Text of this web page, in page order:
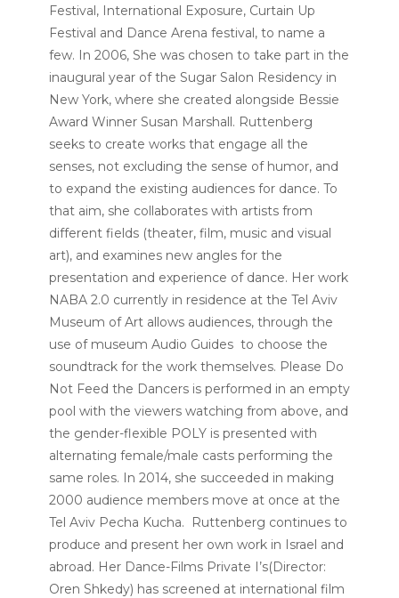
Festival, International Exposure, Curtain Up
Festival and Dance Arena festival, to name a
few. In 2006, She was chosen to take part in the
inaugural year of the Sugar Salon Residency in
New York, where she created alongside Bessie
Award Winner Susan Marshall. Ruttenberg
seeks to create works that engage all the
senses, not excluding the sense of humor, and
to expand the existing audiences for dance. To
that aim, she collaborates with artists from
different fields (theater, film, music and visual
art), and examines new angles for the
presentation and experience of dance. Her work
NABA 2.0 currently in residence at the Tel Aviv
Museum of Art allows audiences, through the
use of museum Audio Guides to choose the
soundtrack for the work themselves. Please Do
Not Feed the Dancers is performed in an empty
pool with the viewers watching from above, and
the gender-flexible POLY is presented with
alternating female/male casts performing the
same roles. In 2014, she succeeded in making
2000 audience members move at once at the
Tel Aviv Pecha Kucha.
Ruttenberg continues to
produce and present her own work in Israel and
abroad. Her Dance-Films Private I’s(Director:
Oren Shkedy) has screened at international film